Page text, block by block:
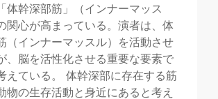
体幹深部筋」（インナーマッス
関心が高まっている。演者は、体
（インナーマッスル）を活動させ
、脳を活性化させる重要な要素で
えている。 体幹深部に存在する筋
物の生存活動と身近にあると考え